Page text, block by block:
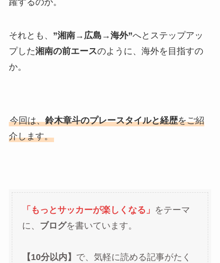
躍するのか。
それとも、 ”湘南→広島→海外”へとステップアッ
プした湘南の前エースのように、海外を目指すの
か。
今回は、鈴木章斗のプレースタイルと経歴をご紹
介します。
「もっとサッカーが楽しくなる」 をテーマ
に、 ブログを書いています。
【10分以内】 で、気軽に読める記事がたく